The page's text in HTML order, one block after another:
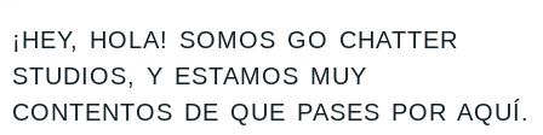
¡HEY, HOLA! SOMOS GO CHATTER
STUDIOS, Y ESTAMOS MUY
CONTENTOS DE QUE PASES POR AQUÍ.